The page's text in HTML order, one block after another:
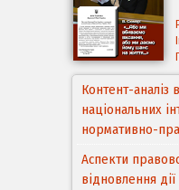
Контент-аналіз
національних
нормативно-
Аспекти
відновлення